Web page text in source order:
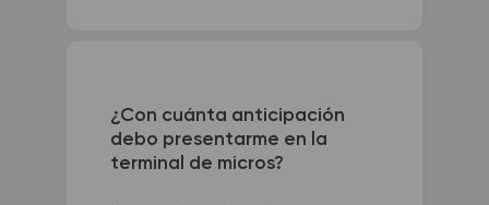
¿Con cuánta anticipación
debo presentarme en la
terminal de micros?